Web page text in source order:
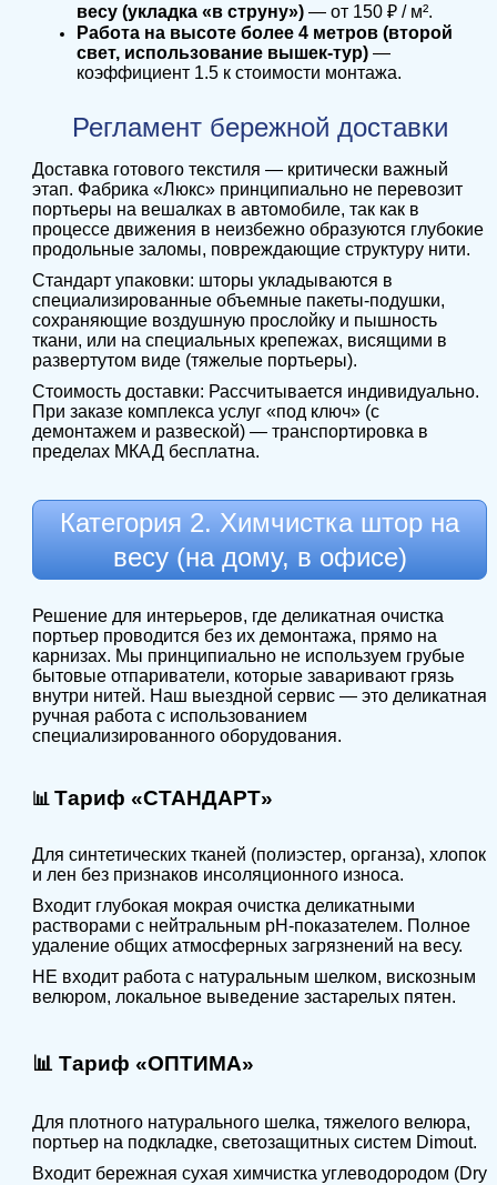
весу (укладка «в струну»)— от 150 ₽ / м².
Работа на высоте более 4 метров (второй
свет, использование вышек-тур)—
коэффициент 1.5 к стоимости монтажа.
Регламент бережной доставки
Доставка готового текстиля — критически важный
этап. Фабрика «Люкс» принципиально не перевозит
портьеры на вешалках в автомобиле, так как в
процессе движения в неизбежно образуются глубокие
продольные заломы, повреждающие структуру нити.
Стандарт упаковки: шторы укладываются в
специализированные объемные пакеты-подушки,
сохраняющие воздушную прослойку и пышность
ткани, или на специальных крепежах, висящими в
развертутом виде (тяжелые портьеры).
Стоимость доставки: Рассчитывается индивидуально.
При заказе комплекса услуг «под ключ» (с
демонтажем и развеской) — транспортировка в
пределах МКАД бесплатна.
Категория 2. Химчистка штор на
весу (на дому, в офисе)
Решение для интерьеров, где деликатная очистка
портьер проводится без их демонтажа, прямо на
карнизах. Мы принципиально не используем грубые
бытовые отпариватели, которые заваривают грязь
внутри нитей. Наш выездной сервис — это деликатная
ручная работа с использованием
специализированного оборудования.
📊 Тариф «СТАНДАРТ»
Для синтетических тканей (полиэстер, органза), хлопок
и лен без признаков инсоляционного износа.
Входит глубокая мокрая очистка деликатными
растворами с нейтральным pH-показателем. Полное
удаление общих атмосферных загрязнений на весу.
НЕ входит работа с натуральным шелком, вискозным
велюром, локальное выведение застарелых пятен.
📊 Тариф «ОПТИМА»
Для плотного натурального шелка, тяжелого велюра,
портьер на подкладке, светозащитных систем Dimout.
Входит бережная сухая химчистка углеводородом (Dry